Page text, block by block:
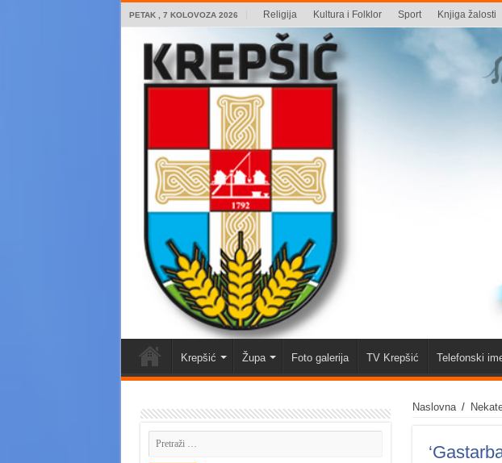
PETAK , 7 KOLOVOZA 2026 Religija Kultura i Folklor Sport Knjiga žalosti
Krepšić Župa Foto galerija TV Krepšić Telefonski
Naslovna /